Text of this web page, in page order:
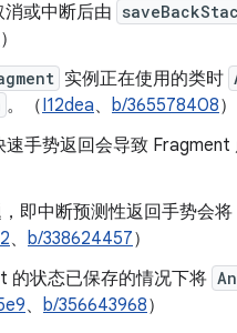
或中断后由
）
实例正在使用的类时
。（I12dea、 b/365578408）
手势返回会导致 Fragment
即中断预测性返回手势会
、 b/338624457）
状态已保存的情况下将
、 b/356643968）